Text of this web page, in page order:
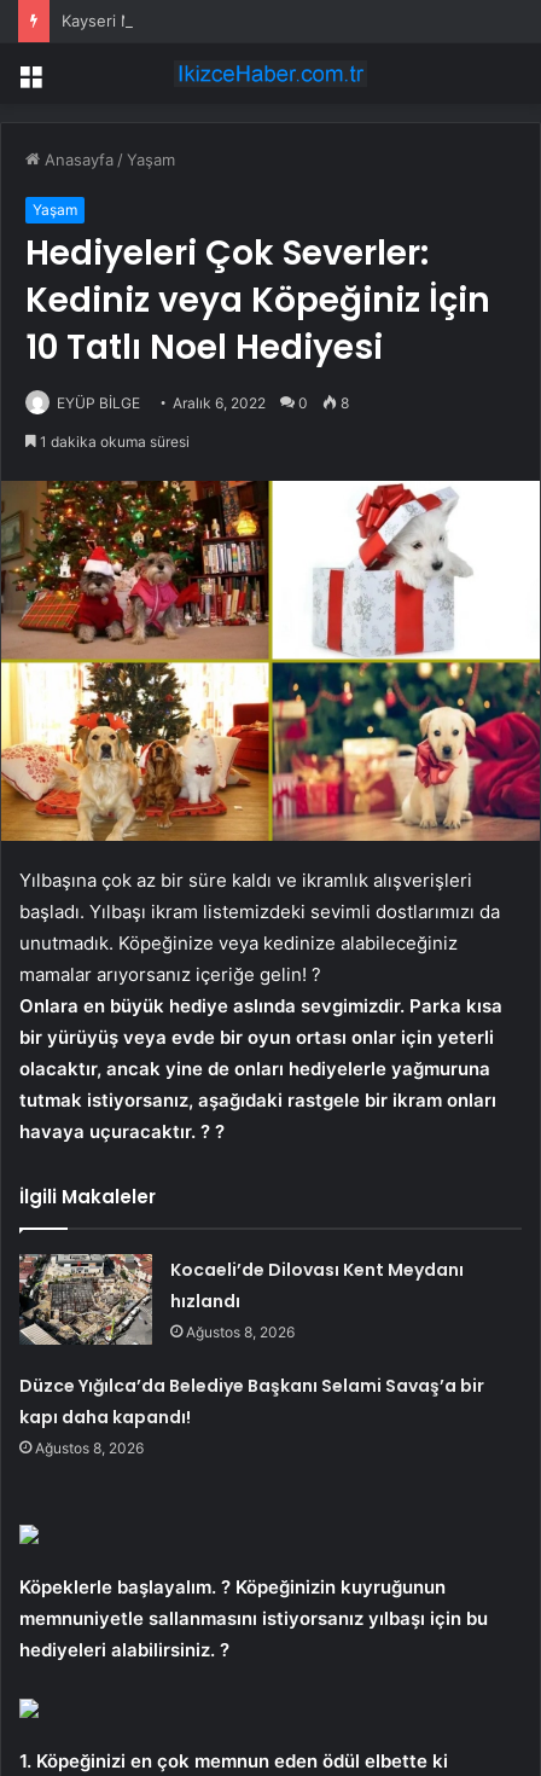
Kayseri Melikgazi’den yeni sosyal tesis
Menü
Anasayfa /Yaşam
Yaşam
Hediyeleri Çok Severler:
Kediniz veya Köpeğiniz İçin
10 Tatlı Noel Hediyesi
EYÜP BİLGE Aralık 6, 2022 0 8
1 dakika okuma süresi
Yılbaşına çok az bir süre kaldı ve ikramlık alışverişleri
başladı. Yılbaşı ikram listemizdeki sevimli dostlarımızı da
unutmadık. Köpeğinize veya kedinize alabileceğiniz
mamalar arıyorsanız içeriğe gelin! ?
Onlara en büyük hediye aslında sevgimizdir. Parka kısa
bir yürüyüş veya evde bir oyun ortası onlar için yeterli
olacaktır, ancak yine de onları hediyelerle yağmuruna
tutmak istiyorsanız, aşağıdaki rastgele bir ikram onları
havaya uçuracaktır. ? ?
İlgili Makaleler
Kocaeli’de Dilovası Kent Meydanı
hızlandı
Ağustos 8, 2026
Düzce Yığılca’da Belediye Başkanı Selami Savaş’a bir
kapı daha kapandı!
Ağustos 8, 2026
Köpeklerle başlayalım. ? Köpeğinizin kuyruğunun
memnuniyetle sallanmasını istiyorsanız yılbaşı için bu
hediyeleri alabilirsiniz. ?
1. Köpeğinizi en çok memnun eden ödül elbette ki